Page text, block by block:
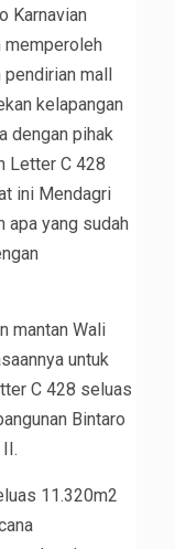
Karnavian
memperoleh
mall
kelapangan
dengan pihak
Letter C 428
ini Mendagri
apa yang sudah
mantan Wali
untuk
C 428 seluas
Bintaro
11.320m2